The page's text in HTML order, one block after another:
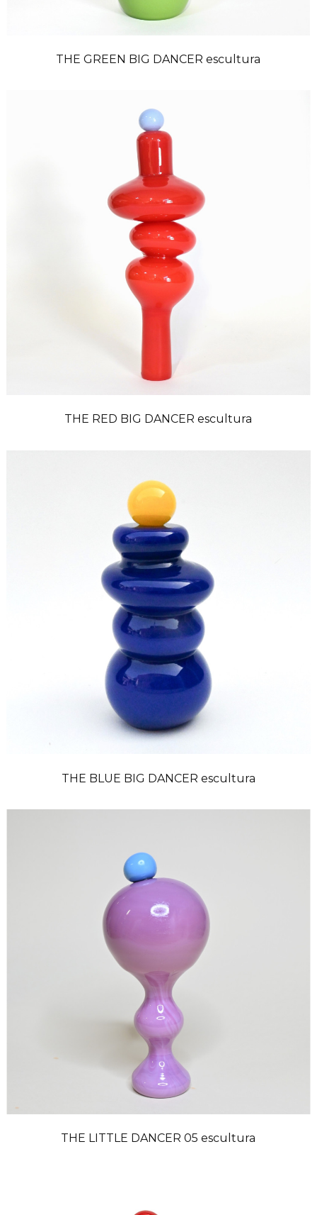
THE GREEN BIG DANCER escultura
THE RED BIG DANCER escultura
THE BLUE BIG DANCER escultura
THE LITTLE DANCER 05 escultura